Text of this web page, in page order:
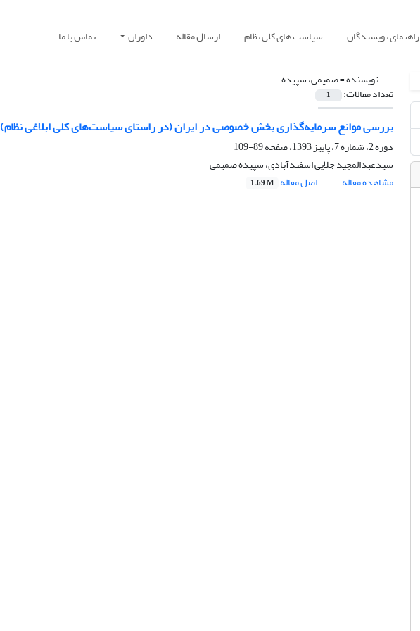
راهنمای نویسندگان سیاست های کلی نظام ارسال مقاله داوران تماس با ما
نویسنده =صمیمی، سپیده
تعداد مقالات: 1
بررسی موانع سرمایه‌گذاری بخش خصوصی در ایران (در راستای سیاست‌های کلی ابلاغی نظام)
دوره 2، شماره 7، پاییز 1393، صفحه
89-109
سیدعبدالمجید جلایی اسفندآبادی، سپیده صمیمی
مشاهده مقاله
اصل مقاله 1.69 M